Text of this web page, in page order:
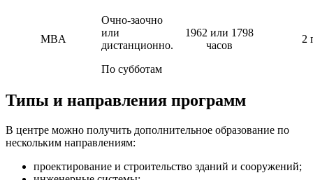
MBA
Очно-заочно
или
дистанционно.
По субботам
1962 или 1798
часов
2
Типы и направления программ
В центре можно получить дополнительное образование по
нескольким направлениям:
проектирование и строительство зданий и сооружений;